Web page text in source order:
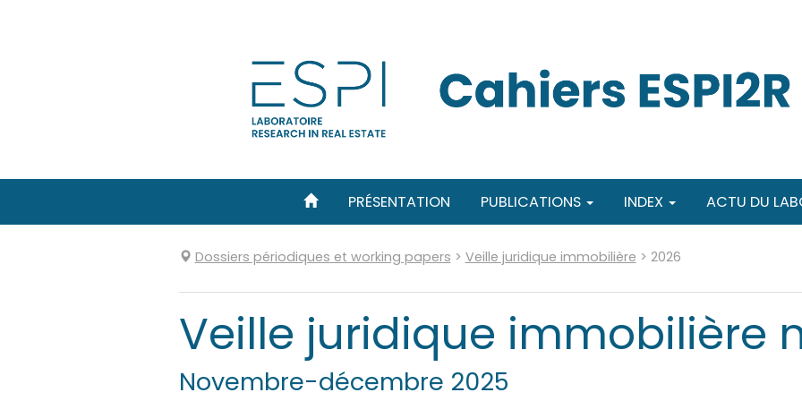
PRÉSENTATION PUBLICATIONS INDEX ACTU DU
Dossiers périodiques et working papers > Veille juridique immobilière > 2026
Veille juridique immobilière
Novembre-décembre 2025